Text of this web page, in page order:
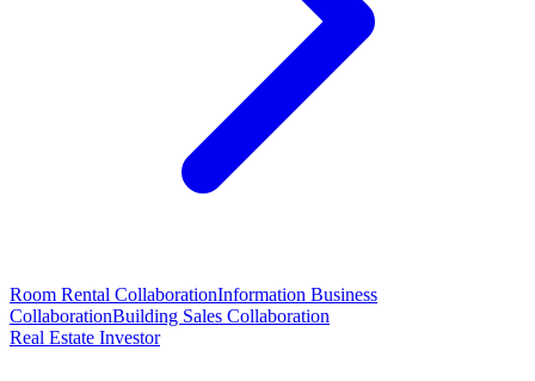
Room Rental CollaborationInformation Business
CollaborationBuilding Sales Collaboration
Real Estate Investor